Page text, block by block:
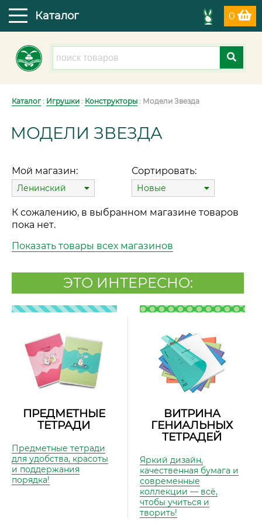
0
Каталог
Каталог: Игрушки : Конструкторы : Модели Звезда
МОДЕЛИ ЗВЕЗДА
Мой магазин:
Ленинский
Сортировать:
Новые
К сожалению, в выбранном магазине товаров
пока нет.
Показать товары всех магазинов
ЭТО ИНТЕРЕСНО:
ПРЕДМЕТНЫЕ
ТЕТРАДИ
Предметные тетради
для удобства, красоты
и поддержания
порядка!
ВИТРИНА
ГЕНИАЛЬНЫХ
ТЕТРАДЕЙ
Яркий дизайн,
качественная бумага и
современные
коллекции — всё,
чтобы учиться и
творить!